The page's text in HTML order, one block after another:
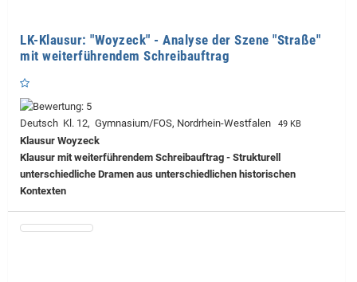
LK-Klausur: "Woyzeck" - Analyse der Szene "Straße"
mit weiterführendem Schreibauftrag
Deutsch Kl. 12, Gymnasium/FOS, Nordrhein-Westfalen 49 KB
Klausur Woyzeck
Klausur mit weiterführendem Schreibauftrag - Strukturell
unterschiedliche Dramen aus unterschiedlichen historischen
Kontexten